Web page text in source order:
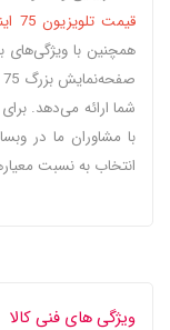
قیمت تلویزیون 75 اینچ شارپ EK2X
همچنین با ویژگی‌های
شما ارائه می‌دهد.
با مشاوران ما در
انتخاب به نسبت
ویژگی های فنی کالا